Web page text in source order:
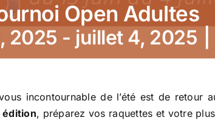
Open Adultes
2025 - juillet 4, 2025
incontournable de l’été est de retour
édition, préparez vos raquettes et votre